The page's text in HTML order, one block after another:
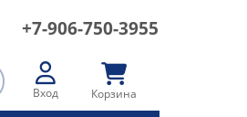
+7-906-750-3955
Вход Корзина